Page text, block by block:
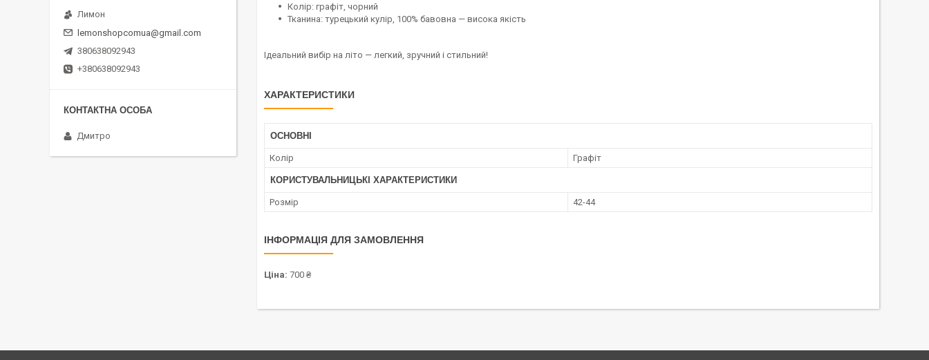
Колір: графіт, чорний
Тканина: турецький кулір, 100% бавовна — висока якість
Ідеальний вибір на літо — легкий, зручний і стильний!
ХАРАКТЕРИСТИКИ
ОСНОВНІ
Колір Графіт
КОРИСТУВАЛЬНИЦЬКІ ХАРАКТЕРИСТИКИ
Розмір 42-44
ІНФОРМАЦІЯ ДЛЯ ЗАМОВЛЕННЯ
Ціна: 700 ₴
Лимон
lemonshopcomua@gmail.com
380638092943
+380638092943
Дмитро